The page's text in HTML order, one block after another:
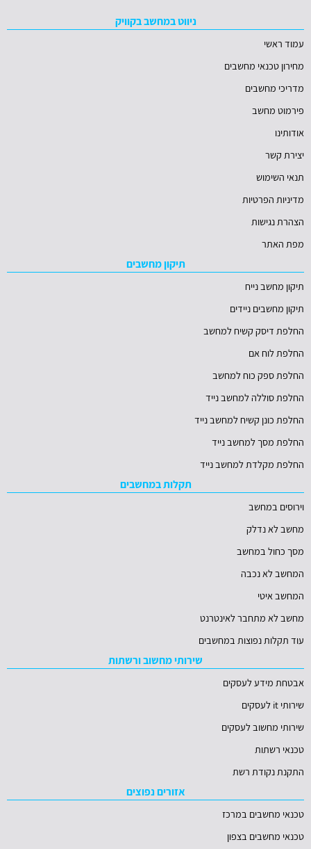
ניווט במחשב בקוויק
עמוד ראשי
מחירון טכנאי מחשבים
מדריכי מחשבים
פירמוט מחשב
אודותינו
יצירת קשר
תנאי השימוש
מדיניות הפרטיות
הצהרת נגישות
מפת האתר
תיקון מחשבים
תיקון מחשב נייח
תיקון מחשבים ניידים
החלפת דיסק קשיח למחשב
החלפת לוח אם
החלפת ספק כוח למחשב
החלפת סוללה למחשב נייד
החלפת כונן קשיח למחשב נייד
החלפת מסך למחשב נייד
החלפת מקלדת למחשב נייד
תקלות במחשבים
וירוסים במחשב
מחשב לא נדלק
מסך כחול במחשב
המחשב לא נכבה
המחשב איטי
מחשב לא מתחבר לאינטרנט
עוד תקלות נפוצות במחשבים
שירותי מחשוב ורשתות
אבטחת מידע לעסקים
שירותי it לעסקים
שירותי מחשוב לעסקים
טכנאי רשתות
התקנת נקודת רשת
אזורים נפוצים
טכנאי מחשבים במרכז
טכנאי מחשבים בצפון